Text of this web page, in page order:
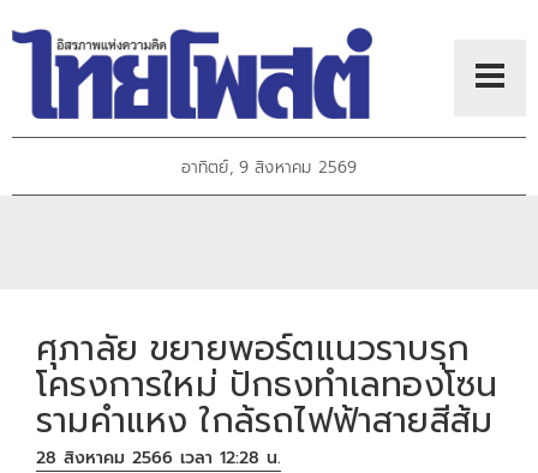
อาทิตย์, 9 สิงหาคม 2569
ศุภาลัย ขยายพอร์ตแนวราบรุก
โครงการใหม่ ปักธงทำเลทองโซน
รามคำแหง ใกล้รถไฟฟ้าสายสีส้ม
28 สิงหาคม 2566 เวลา 12:28 น.